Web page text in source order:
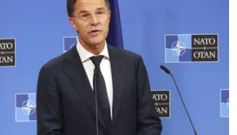
sứ quán Việt Nam ở Nam Phi làm việc
mại công nghiệp Durban. (Ảnh: Hoàng
Minh/TTXVN)
tỉnh KwaZulu-Natal nằm ở